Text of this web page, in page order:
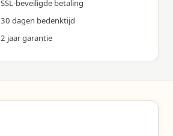
SSL-beveiligde betaling
30 dagen bedenktijd
2 jaar garantie